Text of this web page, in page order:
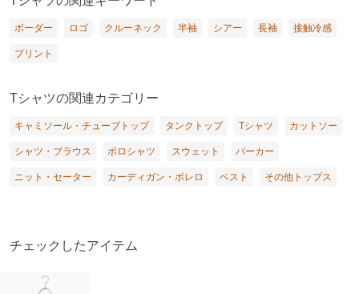
ボーダー ロゴ クルーネック 半袖 シアー 長袖 接触冷感
プリント
Tシャツの関連カテゴリー
キャミソール・チューブトップ タンクトップ Tシャツ カットソー
シャツ・ブラウス ポロシャツ スウェット パーカー
ニット・セーター カーディガン・ボレロ ベスト その他トップス
チェックしたアイテム